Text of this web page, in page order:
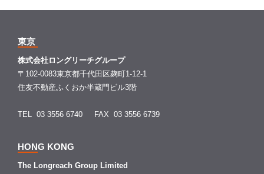
東京
株式会社ロングリーチグループ
〒102-0083東京都千代田区麹町1-12-1
住友不動産ふくおか半蔵門ビル3階
TEL 03 3556 6740 FAX 03 3556 6739
HONG KONG
The Longreach Group Limited